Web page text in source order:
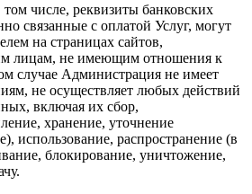
числе, реквизиты банковских
связанные с оплатой Услуг, могут
на страницах сайтов,
лицам, не имеющим отношения к
случае Администрация не имеет
не осуществляет любых действий
включая их сбор,
хранение, уточнение
использование, распространение (в
блокирование, уничтожение,